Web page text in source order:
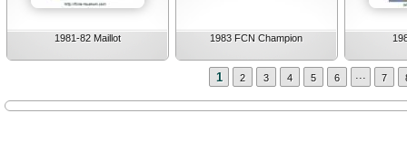
1981-82 Maillot 1983 FCN Champion
1 2 3 4 5 6 ... 7